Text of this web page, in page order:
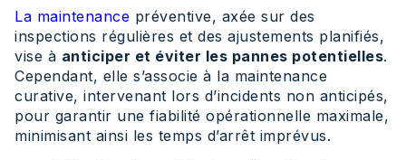
La maintenance préventive, axée sur des
inspections régulières et des ajustements planifiés,
vise à anticiper et éviter les pannes potentielles.
Cependant, elle s’associe à la maintenance
curative, intervenant lors d’incidents non anticipés,
pour garantir une fiabilité opérationnelle maximale,
minimisant ainsi les temps d’arrêt imprévus.